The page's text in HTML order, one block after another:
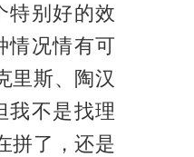
特别好的效
情况情有可
里斯、陶汉
我不是找理
拼了，还是